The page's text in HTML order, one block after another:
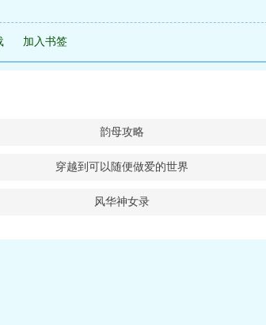
加入书签
韵母攻略
穿越到可以随便做爱的世界
风华神女录